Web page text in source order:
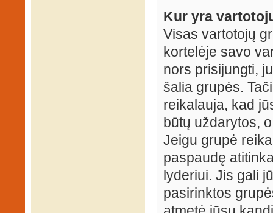
Kur yra
Visas vartotojų
kortelėje savo
nors prisijungti,
šalia grupės.
reikalauja, kad
būtų uždarytos,
Jeigu grupė
paspaudę
lyderiui. Jis gali
pasirinktos